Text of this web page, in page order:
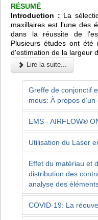
RÉSUMÉ
Introduction : La
maxillaires est l'une des
dans la réussite de
Plusieurs études ont été
d'estimation de la largeur
Lire la suite...
Greffe de conjonctif
mous: À propos
EMS - AIRFLOW®
Utilisation du Laser
Effet du matériau et
distribution des
analyse des
COVID-19: La